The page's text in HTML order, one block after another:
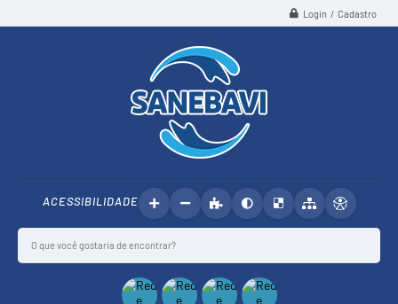
Login / Cadastro
ACESSIBILIDADE